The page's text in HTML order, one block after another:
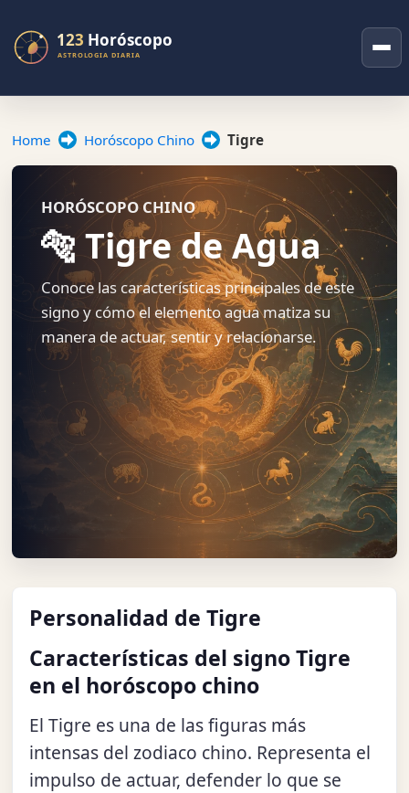
Home Horóscopo Chino Tigre
HORÓSCOPO CHINO
🐅 Tigre de Agua
Conoce las características principales de este
signo y cómo el elemento agua matiza su
manera de actuar, sentir y relacionarse.
Personalidad de Tigre
Características del signo Tigre
en el horóscopo chino
El Tigre es una de las figuras más
intensas del zodiaco chino. Representa el
impulso de actuar, defender lo que se